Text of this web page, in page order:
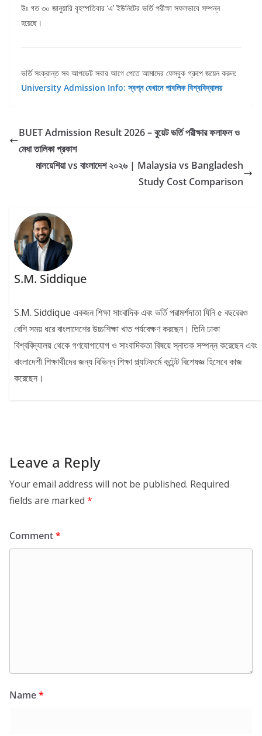
উঃ গত ৩০ জানুয়ারি বৃহস্পতিবার ‘এ’ ইউনিটের ভর্তি পরীক্ষা সফলভাবে সম্পন্ন
হয়েছে।
ভর্তি সংক্রান্ত সব আপডেট সবার আগে পেতে আমাদের ফেসবুক গ্রুপে জয়েন করুন:
University Admission Info: স্বপ্ন যেখানে পাবলিক বিশ্ববিদ্যালয়
BUET Admission Result 2026 – বুয়েট ভর্তি পরীক্ষার ফলাফল ও
মেধা তালিকা প্রকাশ
মালয়েশিয়া vs বাংলাদেশ ২০২৬ | Malaysia vs Bangladesh
Study Cost Comparison
S.M. Siddique
S.M. Siddique একজন শিক্ষা সাংবাদিক এবং ভর্তি পরামর্শদাতা যিনি ৫ বছরেরও
বেশি সময় ধরে বাংলাদেশের উচ্চশিক্ষা খাত পর্যবেক্ষণ করছেন। তিনি ঢাকা
বিশ্ববিদ্যালয় থেকে গণযোগাযোগ ও সাংবাদিকতা বিষয়ে স্নাতক সম্পন্ন করেছেন এবং
বাংলাদেশী শিক্ষার্থীদের জন্য বিভিন্ন শিক্ষা প্ল্যাটফর্মে কন্টেন্ট বিশেষজ্ঞ হিসেবে কাজ
করেছেন।
Leave a Reply
Your email address will not be published. Required
fields are marked *
Comment*
Name*